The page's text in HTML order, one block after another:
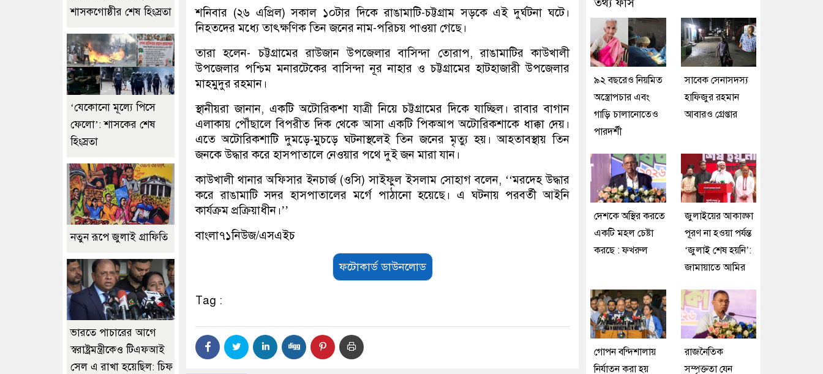
শনিবার (২৬ এপ্রিল) সকাল ১০টার দিকে রাঙামাটি-চট্টগ্রাম সড়কে এই দুর্ঘটনা ঘটে।
নিহতদের মধ্যে তাৎক্ষণিক তিন জনের নাম-পরিচয় পাওয়া গেছে।
তারা হলেন- চট্টগ্রামের রাউজান উপজেলার বাসিন্দা তোরাপ, রাঙামাটির কাউখালী
উপজেলার পশ্চিম মনারটেকের বাসিন্দা নূর নাহার ও চট্টগ্রামের হাটহাজারী উপজেলার
মাহমুদুর রহমান।
স্থানীয়রা জানান, একটি অটোরিকশা যাত্রী নিয়ে চট্টগ্রামের দিকে যাচ্ছিল। রাবার বাগান
এলাকায় পৌঁছালে বিপরীত দিক থেকে আসা একটি পিকআপ অটোরিকশাকে ধাক্কা দেয়।
এতে অটোরিকশাটি দুমড়ে-মুচড়ে ঘটনাস্থলেই তিন জনের মৃত্যু হয়। আহতাবস্থায় তিন
জনকে উদ্ধার করে হাসপাতালে নেওয়ার পথে দুই জন মারা যান।
কাউখালী থানার অফিসার ইনচার্জ (ওসি) সাইফুল ইসলাম সোহাগ বলেন, ‘‘মরদেহ উদ্ধার
করে রাঙামাটি সদর হাসপাতালের মর্গে পাঠানো হয়েছে। এ ঘটনায় পরবর্তী আইনি
কার্যক্রম প্রক্রিয়াধীন।’’
বাংলা৭১নিউজ/এসএইচ
ফটোকার্ড ডাউনলোড
Tag :
শাসকগোষ্ঠীর শেষ হিংস্রতা
‘যেকোনো মূল্যে পিসে
ফেলো’: শাসকের শেষ
হিংস্রতা
নতুন রূপে জুলাই গ্রাফিতি
ভারতে পাচারের আগে
স্বরাষ্ট্রমন্ত্রীকেও টিএফআই
সেল এ রাখা হয়েছিল: চিফ
৯২ বছরেও নিয়মিত
অস্ত্রোপচার এবং
গাড়ি চালানোতেও
পারদর্শী
সাবেক সেনাসদস্য
হাফিজুর রহমান
আবারও গ্রেপ্তার
দেশকে অস্থির করতে
একটি মহল চেষ্টা
করছে : ফখরুল
জুলাইয়ের আকাঙ্ক্ষা
পূরণ না হওয়া পর্যন্ত
‘জুলাই শেষ হয়নি’:
জামায়াতে আমির
গোপন বন্দিশালায়
নির্যাতন করা হয়
রাজনৈতিক
সম্পৃক্ততা যেন